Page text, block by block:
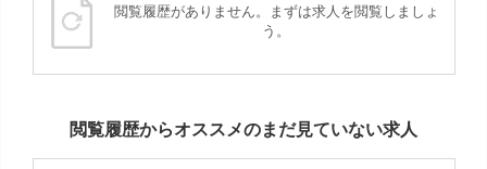
閲覧履歴がありません。まずは求人を閲覧しましょ
う。
閲覧履歴からオススメのまだ見ていない求人